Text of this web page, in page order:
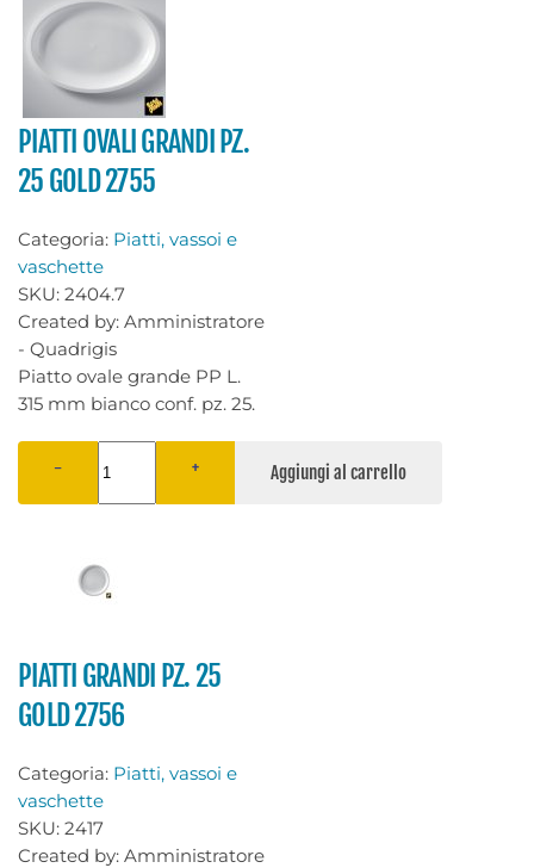
PIATTI OVALI GRANDI PZ.
25 GOLD 2755
Categoria: Piatti, vassoi e
vaschette
SKU: 2404.7
Created by: Amministratore
- Quadrigis
Piatto ovale grande PP L.
315 mm bianco conf. pz. 25.
− +
PIATTI GRANDI PZ. 25
GOLD 2756
Categoria: Piatti, vassoi e
vaschette
SKU: 2417
Created by: Amministratore